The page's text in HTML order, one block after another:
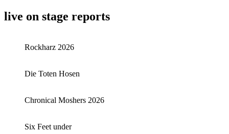
live on stage reports
Rockharz 2026
Die Toten Hosen
Chronical Moshers 2026
Six Feet under